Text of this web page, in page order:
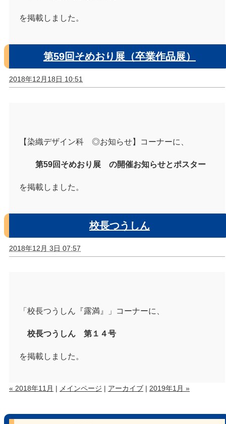
を掲載しました。
第59回そめおり展（卒業作品展）
2018年12月18日 10:51
【染織デザイン科 ◎お知らせ】コーナーに、
第59回そめおり展 の開催お知らせとポスター
を掲載しました。
校長つうしん
2018年12月 3日 07:57
「校長つうしん『露満』」コーナーに、
校長つうしん 第１４号
を掲載しました。
« 2018年11月 | メインページ | アーカイブ | 2019年1月 »